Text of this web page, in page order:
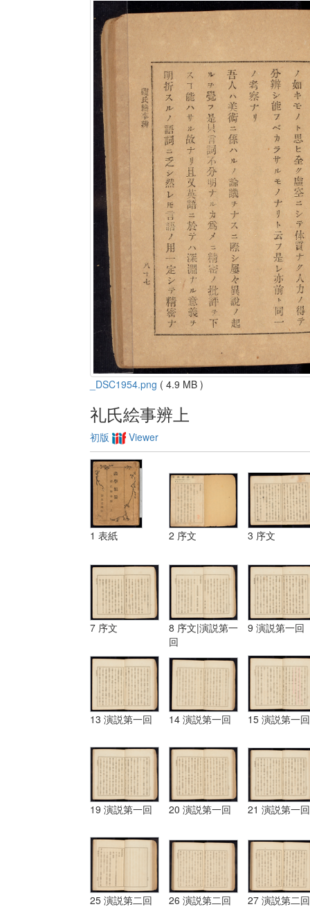
_DSC1954.png ( 4.9 MB )
礼氏絵事辨上
初版 Viewer
1 表紙 2 序文 3 序文
7 序文
8 序文|演説第一
回
9 演説第一回
13 演説第一回 14 演説第一回 15 演説第一回
19 演説第一回 20 演説第一回 21 演説第一回
25 演説第二回 26 演説第二回 27 演説第二回